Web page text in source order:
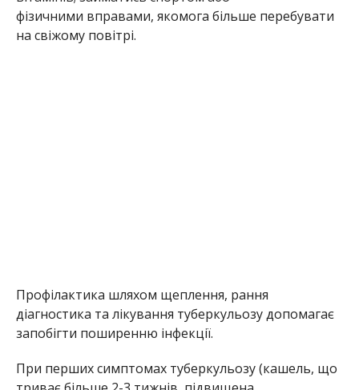
фізичними вправами, якомога більше перебувати
на свіжому повітрі.
Профілактика шляхом щеплення, рання
діагностика та лікування туберкульозу допомагає
запобігти поширенню інфекції.
При перших симптомах туберкульозу(кашель, що